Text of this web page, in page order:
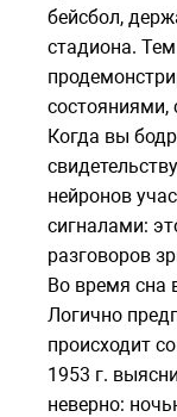
бейсбол,
стадиона.
состояниями,
Когда вы
нейронов
сигналами:
разговоров
Во время сна
Логично
происходит
1953 г.
неверно: